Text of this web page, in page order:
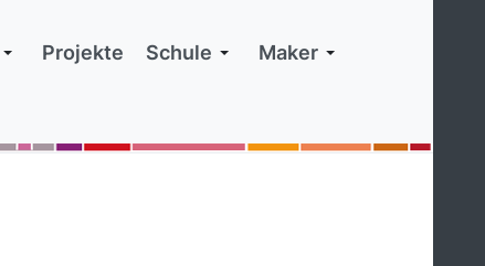
Projekte Schule Maker